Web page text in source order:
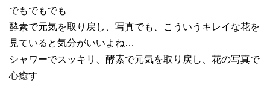
でもでもでも
酵素で元気を取り戻し、写真でも、こういうキレイな花を
見ていると気分がいいよね…
シャワーでスッキリ、酵素で元気を取り戻し、花の写真で
心癒す